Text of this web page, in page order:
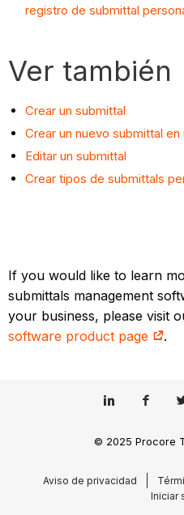
registro de submittal
Ver también
Crear un submittal
Crear un nuevo submittal
Editar un submittal
Crear tipos de submittals
If you would like to learn
submittals management
your business, please visit
software product page
.
© 2025 Procore
Aviso de privacidad
Iniciar